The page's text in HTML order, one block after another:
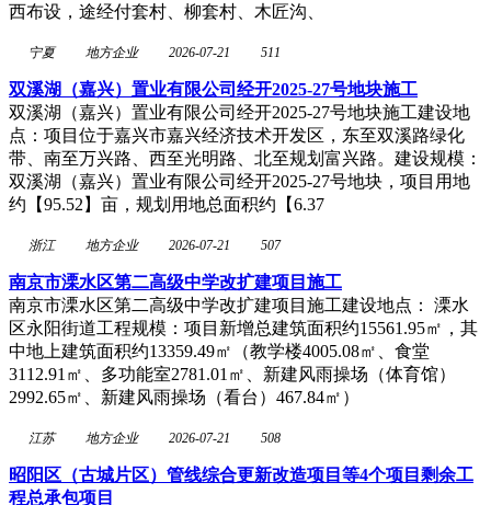
西布设，途经付套村、柳套村、木匠沟、
宁夏 地方企业 2026-07-21 511
双溪湖（嘉兴）置业有限公司经开2025-27号地块施工
双溪湖（嘉兴）置业有限公司经开2025-27号地块施工建设地
点：项目位于嘉兴市嘉兴经济技术开发区，东至双溪路绿化
带、南至万兴路、西至光明路、北至规划富兴路。建设规模：
双溪湖（嘉兴）置业有限公司经开2025-27号地块，项目用地
约【95.52】亩，规划用地总面积约【6.37
浙江 地方企业 2026-07-21 507
南京市溧水区第二高级中学改扩建项目施工
南京市溧水区第二高级中学改扩建项目施工建设地点： 溧水
区永阳街道工程规模：项目新增总建筑面积约15561.95㎡，其
中地上建筑面积约13359.49㎡（教学楼4005.08㎡、食堂
3112.91㎡、多功能室2781.01㎡、新建风雨操场（体育馆）
2992.65㎡、新建风雨操场（看台）467.84㎡）
江苏 地方企业 2026-07-21 508
昭阳区（古城片区）管线综合更新改造项目等4个项目剩余工
程总承包项目